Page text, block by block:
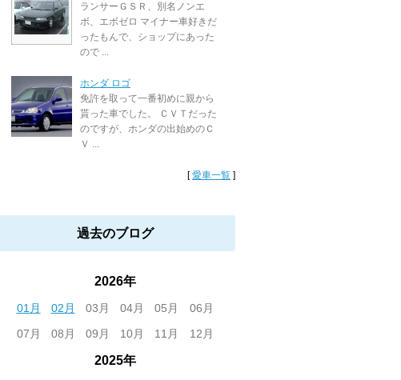
ランサーＧＳＲ、別名ノンエ
ボ、エボゼロ マイナー車好きだ
ったもんで、ショップにあった
ので ...
ホンダ ロゴ
免許を取って一番初めに親から
貰った車でした。 ＣＶＴだった
のですが、ホンダの出始めのＣ
Ｖ ...
[愛車一覧 ]
過去のブログ
2026年
01月 02月 03月 04月 05月
06月
07月
08月 09月 10月 11月 12月
2025年